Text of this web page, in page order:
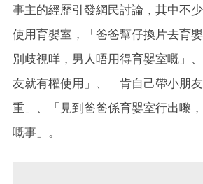
事主的經歷引發網民討論，其中不
使用育嬰室，「爸爸幫仔換片去育
別歧視咩，男人唔用得育嬰室嘅」
友就有權使用」、「肯自己帶小朋
重」、「見到爸爸係育嬰室行出嚟
嘅事」。